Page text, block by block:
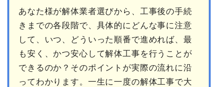
あなた様が解体業者選びから、工事後の手続
きまでの各段階で、具体的にどんな事に注意
して、いつ、どういった順番で進めれば、最
も安く、かつ安心して解体工事を行うことが
できるのか？そのポイントが実際の流れに沿
ってわかります。一生に一度の解体工事で大